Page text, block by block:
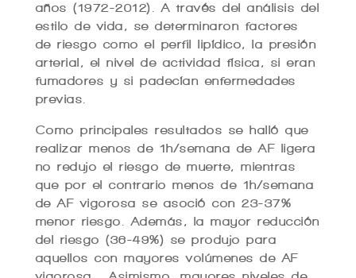
años (1972-2012). A través del análisis del
estilo de vida, se determinaron factores
de riesgo como el perfil lipídico, la presión
arterial, el nivel de actividad física, si eran
fumadores y si padecían enfermedades
previas.
Como principales resultados se halló que
realizar menos de 1h/semana de AF ligera
no redujo el riesgo de muerte, mientras
que por el contrario menos de 1h/semana
de AF vigorosa se asoció con 23-37%
menor riesgo. Además, la mayor reducción
del riesgo (36-49%) se produjo para
aquellos con mayores volúmenes de AF